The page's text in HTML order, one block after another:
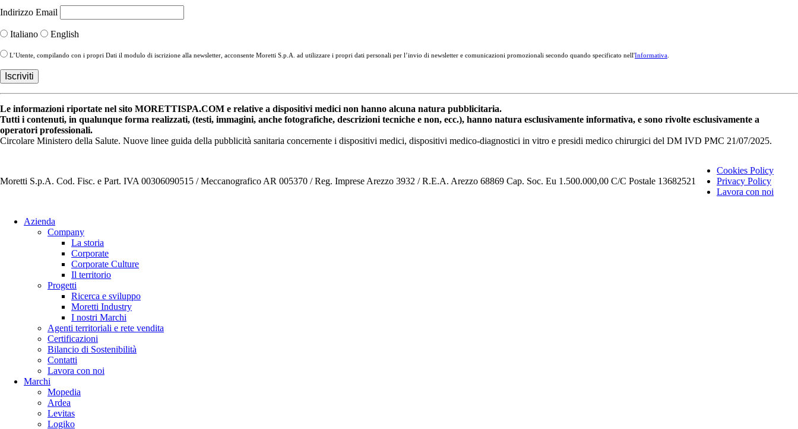
Indirizzo Email
Italiano English
L’Utente, compilando con i propri Dati il modulo di iscrizione alla newsletter, acconsente Moretti S.p.A. ad utilizzare i propri dati personali per l’invio di newsletter e comunicazioni promozionali secondo quando specificato nell'Informativa
Le informazioni riportate nel sito MORETTISPA.COM e relative a dispositivi medici non hanno alcuna natura pubblicitaria.
Tutti i contenuti, in qualunque forma realizzati, (testi, immagini, anche fotografiche, descrizioni tecniche e non, ecc.), hanno natura esclusivamente informativa, e sono rivolte esclusivamente a
operatori professionali.
Circolare Ministero della Salute. Nuove linee guida della pubblicità sanitaria concernente i dispositivi medici, dispositivi medico-diagnostici in vitro e presidi medico chirurgici del DM IVD PMC 21/07/2025.
Moretti S.p.A. Cod. Fisc. e Part. IVA 00306090515 / Meccanografico AR 005370 / Reg. Imprese Arezzo 3932 / R.E.A. Arezzo 68869 Cap. Soc. Eu 1.500.000,00 C/C Postale 13682521
Cookies Policy
Privacy Policy
Lavora con noi
Azienda
Company
La storia
Corporate
Corporate Culture
Il territorio
Progetti
Ricerca e sviluppo
Moretti Industry
I nostri Marchi
Agenti territoriali e rete vendita
Certificazioni
Bilancio di Sostenibilità
Contatti
Lavora con noi
Marchi
Mopedia
Ardea
Levitas
Logiko